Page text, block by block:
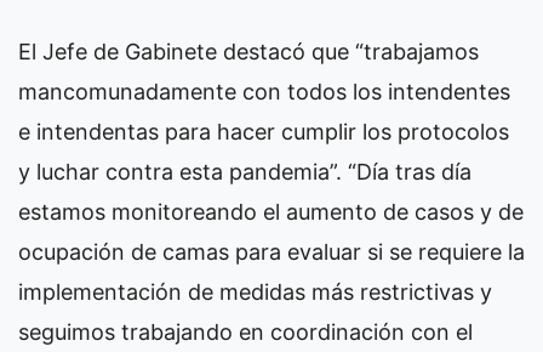
El Jefe de Gabinete destacó que “trabajamos
mancomunadamente con todos los intendentes
e intendentas para hacer cumplir los protocolos
y luchar contra esta pandemia”. “Día tras día
estamos monitoreando el aumento de casos y de
ocupación de camas para evaluar si se requiere la
implementación de medidas más restrictivas y
seguimos trabajando en coordinación con el